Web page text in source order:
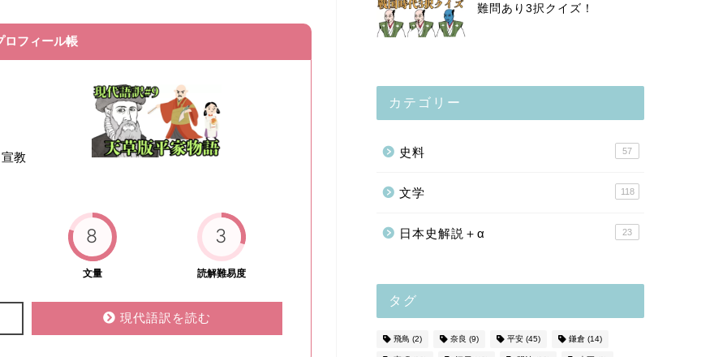
ロフィール帳
教
8
文量
3
読解難易度
現代語訳を読む
難問あり3択クイズ！
カテゴリー
史料 57
文学 118
日本史解説＋α 23
タグ
飛鳥 (2) 奈良 (9) 平安(45) 鎌倉(14)